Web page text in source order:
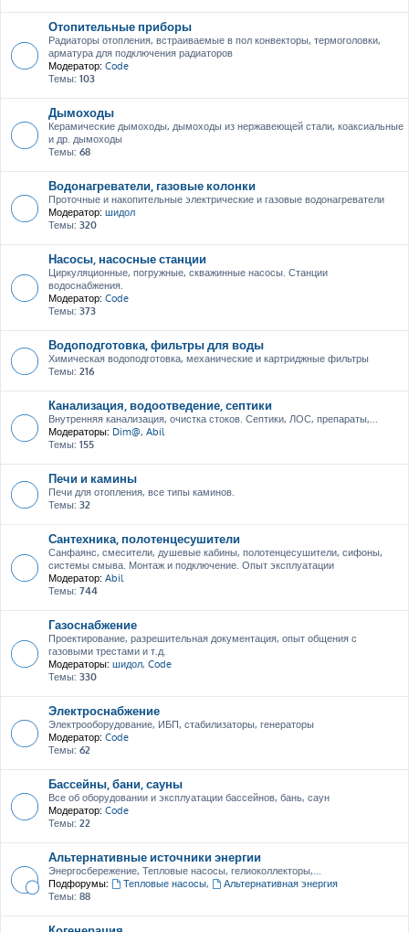
Отопительные приборы
Радиаторы отопления, встраиваемые в пол конвекторы, термоголовки,
арматура для подключения радиаторов
Модератор: Code
Темы: 103
Дымоходы
Керамические дымоходы, дымоходы из нержавеющей стали, коаксиальные
и др. дымоходы
Темы: 68
Водонагреватели, газовые колонки
Проточные и накопительные электрические и газовые водонагреватели
Модератор: шидол
Темы: 320
Насосы, насосные станции
Циркуляционные, погружные, скважинные насосы. Станции
водоснабжения.
Модератор: Code
Темы: 373
Водоподготовка, фильтры для воды
Химическая водоподготовка, механические и картриджные фильтры
Темы: 216
Канализация, водоотведение, септики
Внутренняя канализация, очистка стоков. Септики, ЛОС, препараты,...
Модераторы: Dim@, Abil
Темы: 155
Печи и камины
Печи для отопления, все типы каминов.
Темы: 32
Сантехника, полотенцесушители
Санфаянс, смесители, душевые кабины, полотенцесушители, сифоны,
системы смыва. Монтаж и подключение. Опыт эксплуатации
Модератор: Abil
Темы: 744
Газоснабжение
Проектирование, разрешительная документация, опыт общения с
газовыми трестами и т.д.
Модераторы: шидол, Code
Темы: 330
Электроснабжение
Электрооборудование, ИБП, стабилизаторы, генераторы
Модератор: Code
Темы: 62
Бассейны, бани, сауны
Все об оборудовании и эксплуатации бассейнов, бань, саун
Модератор: Code
Темы: 22
Альтернативные источники энергии
Энергосбережение, Тепловые насосы, гелиоколлекторы,...
Подфорумы:
Тепловые насосы,
Альтернативная энергия
Темы: 88